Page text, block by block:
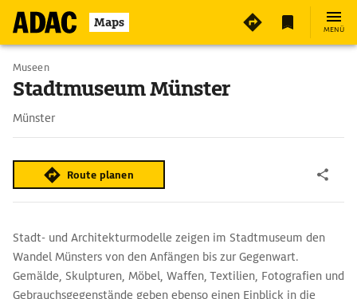
Maps MENÜ
Museen
Stadtmuseum Münster
Münster
Route planen
Stadt- und Architekturmodelle zeigen im Stadtmuseum den
Wandel Münsters von den Anfängen bis zur Gegenwart.
Gemälde, Skulpturen, Möbel, Waffen, Textilien, Fotografien und
Gebrauchsgegenstände geben ebenso einen Einblick in die